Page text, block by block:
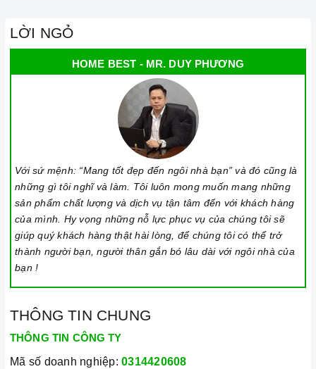
LỜI NGỎ
HOME BEST - MR. DUY PHƯƠNG
Với sứ mệnh: “Mang tốt đẹp đến ngôi nhà bạn” và đó cũng là
những gì tôi nghĩ và làm. Tôi luôn mong muốn mang những
sản phẩm chất lượng và dịch vụ tận tâm đến với khách hàng
của mình. Hy vọng những nỗ lực phục vụ của chúng tôi sẽ
giúp quý khách hàng thật hài lòng, để chúng tôi có thể trở
thành người bạn, người thân gắn bó lâu dài với ngôi nhà của
bạn !
THÔNG TIN CHUNG
THÔNG TIN CÔNG TY
Mã số doanh nghiệp: 0314420608